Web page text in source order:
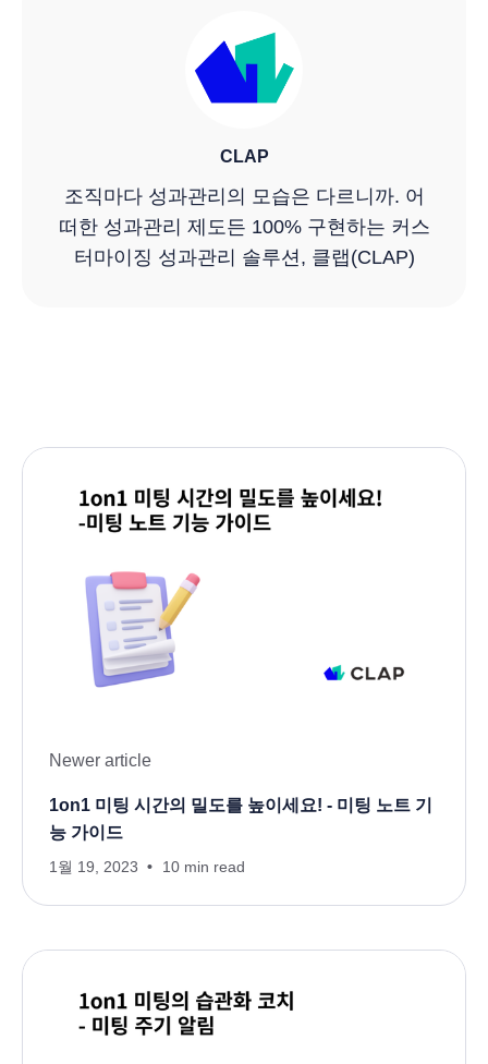
CLAP
조직마다 성과관리의 모습은 다르니까. 어
떠한 성과관리 제도든 100% 구현하는 커스
터마이징 성과관리 솔루션, 클랩(CLAP)
Newer article
1on1 미팅 시간의 밀도를 높이세요! - 미팅 노트 기
능 가이드
1월 19, 2023 10 min read